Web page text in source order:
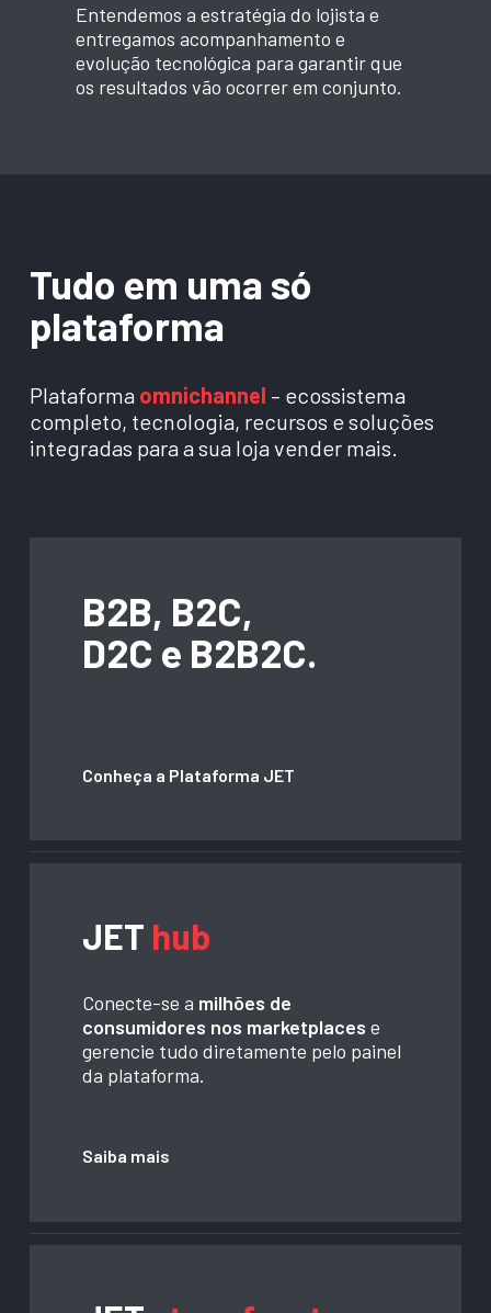
Entendemos a estratégia do lojista e
entregamos acompanhamento e
evolução tecnológica para garantir que
os resultados vão ocorrer em conjunto.
Tudo em uma só
plataforma
Plataforma omnichannel – ecossistema
completo, tecnologia, recursos e soluções
integradas para a sua loja vender mais.
B2B, B2C,
D2C e B2B2C.
Conheça a Plataforma JET
JET hub
Conecte-se a milhões de
consumidores nos marketplaces e
gerencie tudo diretamente pelo painel
da plataforma.
Saiba mais